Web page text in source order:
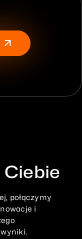
połączymy
i
wyniki.